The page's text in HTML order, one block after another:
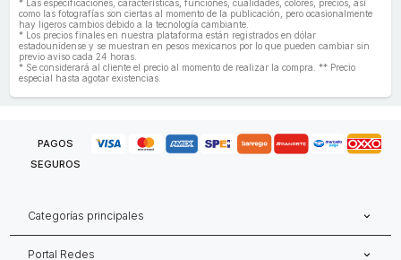
* Las especificaciones, características, funciones, cualidades, colores, precios, así
como las fotografías son ciertas al momento de la publicación, pero ocasionalmente
hay ligeros cambios debido a la tecnología cambiante.
* Los precios finales en nuestra plataforma están registrados en dólar
estadounidense y se muestran en pesos mexicanos por lo que pueden cambiar sin
previo aviso cada 24 horas.
* Se considerará al cliente el precio al momento de realizar la compra. ** Precio
especial hasta agotar existencias.
PAGOS
SEGUROS
Categorías principales
Portal Redes